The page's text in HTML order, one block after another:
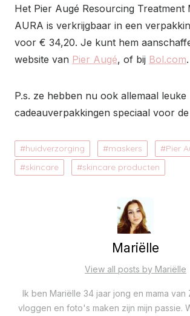
Het Pier Augé Resourcing Treatment
AURA is verkrijgbaar in een
voor € 34,20. Je kunt hem
website van Pier Augé, of bij Bol.com.
P.s. ze hebben nu ook allemaal leuke
cadeauverpakkingen speciaal voor
huidverzorging maskers
Pier
skincare
skincare producten
Mariëlle
View all posts by Mariëlle
Ik ben Mariëlle 34 jaar jong en mama van
vloggen en foto's maken zijn mijn passie.